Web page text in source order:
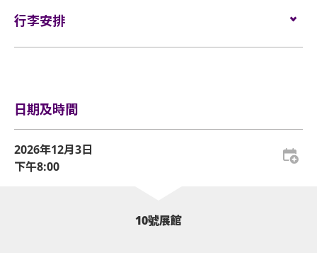
如需再次進場，請向保安人員出示入場證明、當天演
企位區域之觀眾須依照列印於門票上及確認電郵內的
序號依次序進場，而有關序號由系統於每個交易完成
［詳細資料：
企位等候區將於演唱會開場前4小時開放（實際時間根據
票區，依其門票上之序號順序排隊。
演唱會開場前2小時（實際時間根據現場情況而定），企
活動門票必須從官方票務銷售點購買。任何損毀、污
損、經過塗改、殘缺不全或複印之門票，一概將不受
理。
下，遺失的企位或不設劃位門票均不獲補發。
基於安全理由，場館範圍內不准攜帶「自拍桿」。
企位觀眾年齡限制：只限12歲或以上及身高140cm或
亞洲國際博覽館範圍內嚴禁吸煙。
網址：www.cityline.com
行李安排
日期及時間
2026年12月3日
下午8:00
10號展館